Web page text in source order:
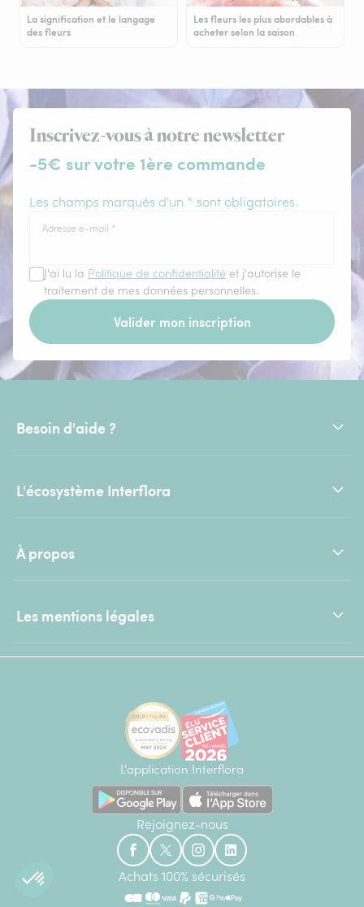
La signification et le langage
des fleurs
Les fleurs les plus abordables à
acheter selon la saison
Inscrivez-vous à notre newsletter
-5€ sur votre 1ère commande
Les champs marqués d'un * sont obligatoires.
Adresse e-mail *
J'ai lu la Politique de confidentialité et j'autorise le
traitement de mes données personnelles.
Valider mon inscription
Besoin d'aide ?
L'écosystème Interflora
À propos
Les mentions légales
L'application Interflora
Rejoignez-nous
Achats 100% sécurisés